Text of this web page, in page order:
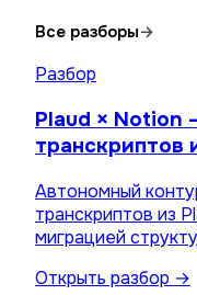
Все разборы→
Разбор
Plaud × Notion
транскриптов
Автономный
транскриптов из
миграцией
Открыть разбор →